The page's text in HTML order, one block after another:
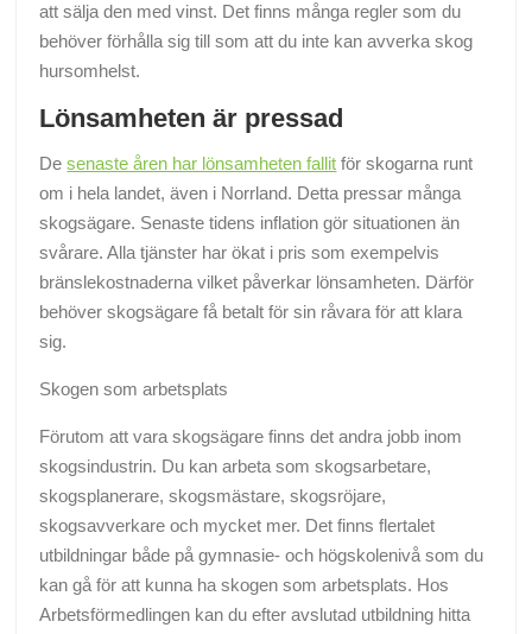
att sälja den med vinst. Det finns många regler som du
behöver förhålla sig till som att du inte kan avverka skog
hursomhelst.
Lönsamheten är pressad
Desenaste åren har lönsamheten fallit för skogarna runt
om i hela landet, även i Norrland. Detta pressar många
skogsägare. Senaste tidens inflation gör situationen än
svårare. Alla tjänster har ökat i pris som exempelvis
bränslekostnaderna vilket påverkar lönsamheten. Därför
behöver skogsägare få betalt för sin råvara för att klara
sig.
Skogen som arbetsplats
Förutom att vara skogsägare finns det andra jobb inom
skogsindustrin. Du kan arbeta som skogsarbetare,
skogsplanerare, skogsmästare, skogsröjare,
skogsavverkare och mycket mer. Det finns flertalet
utbildningar både på gymnasie- och högskolenivå som du
kan gå för att kunna ha skogen som arbetsplats. Hos
Arbetsförmedlingen kan du efter avslutad utbildning hitta